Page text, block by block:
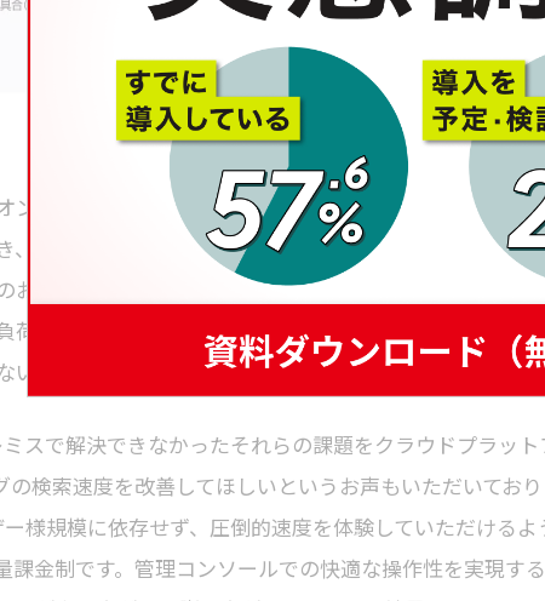
ンプレミス型I T資産管理・情報漏えい対策ツールである
、おかげさまで導入実績が10,000社を突破しました。
声をいただきつつ、管理コンソールの操作性など改善
やサーバースペックに依存する画面応答速度の向上など
いご要望もございます。
スで解決できなかったそれらの課題をクラウドプラッ
検索速度を改善してほしいというお声もいただいており
様規模に依存せず、圧倒的速度を体験していただけるよ
課金制です。管理コンソールでの快適な操作性を実現す